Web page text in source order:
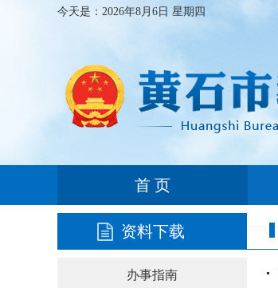
今天是： 2026年8月6日 星期四
首 页
资料下载
办事指南